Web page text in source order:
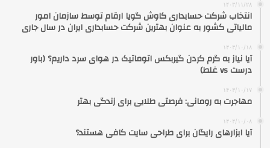
۱۴۰۳/۱۱/۲۸
انتخاب شرکت حسابداری کاوش گویا ارقام توسط سازمان امور
مالیاتی کشور به عنوان بهترین شرکت حسابداری ایران در سال جاری
۱۴۰۳/۱۰/۱۸
آیا نیاز به گرم کردن گیربکس اتوماتیک در هوای سرد داریم؟ (باور
درست vs غلط)
۱۴۰۳/۱۰/۱۷
مهاجرت به رومانی: فرصتی طلایی برای زندگی بهتر
۱۴۰۴/۱۰/۰۸
آیا ابزارهای رایگان برای طراحی سایت کافی هستند؟